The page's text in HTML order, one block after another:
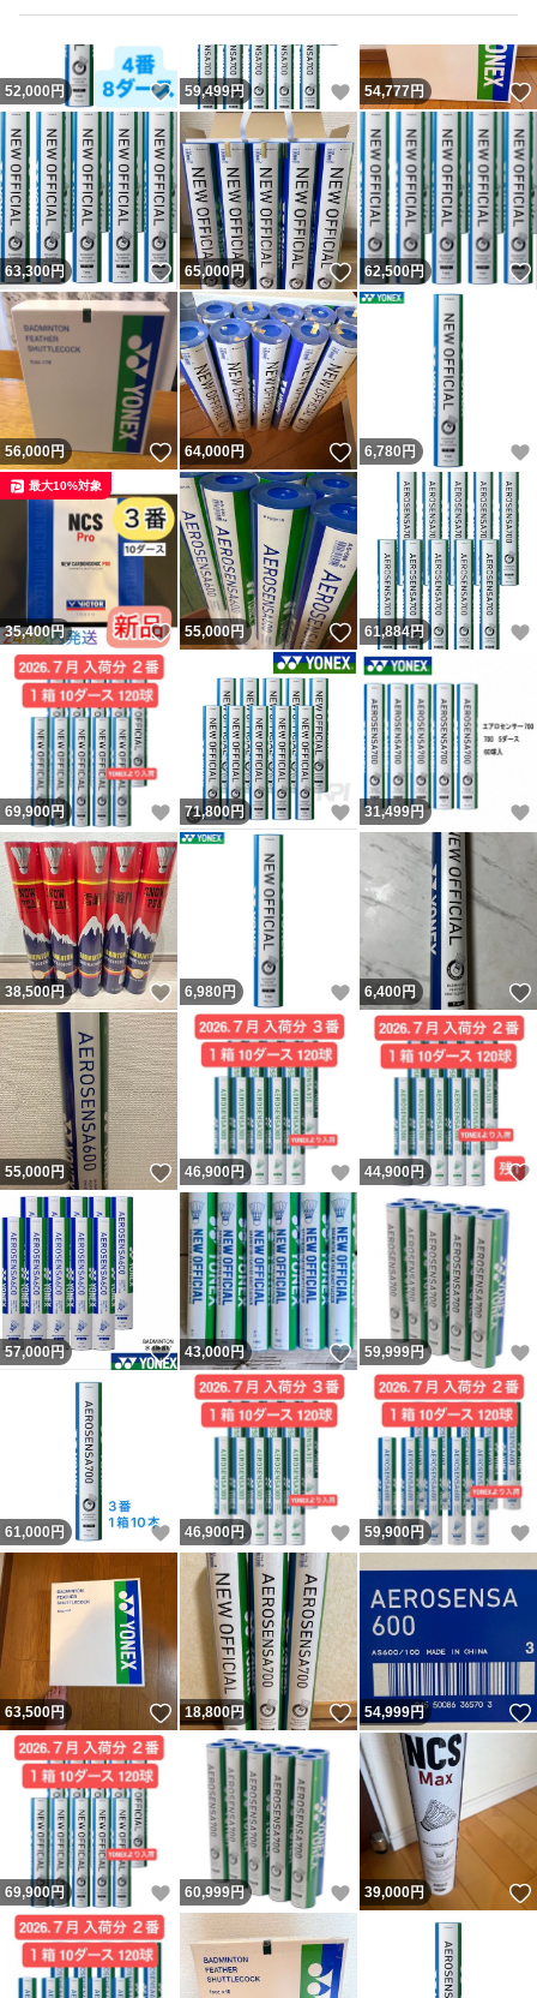
52,000 円 いいね！
59,499円 いいね！
54,777円
63,300円 いいね！
65,000円 いいね！
62,500円
56,000円 いいね！
64,000円 いいね！
6,780 円
35,400円 いいね！
最大10%対象
55,000円 いいね！
61,884円
69,900円 いいね！
71,800円 いいね！
31,499円
38,500円 いいね！
6,980 円 いいね！
6,400円
55,000円 いいね！
46,900円 いいね！
44,900円
57,000円 いいね！
43,000円 いいね！
59,999円
61,000 円 いいね！
46,900円 いいね！
59,900円
63,500円 いいね！
18,800円 いいね！
54,999円
69,900円 いいね！
60,999円 いいね！
39,000円